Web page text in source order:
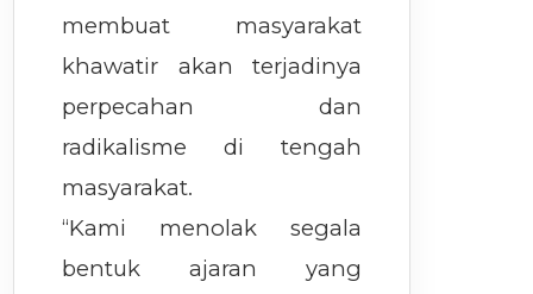
membuat masyarakat
khawatir akan terjadinya
perpecahan dan
radikalisme di tengah
masyarakat.
“Kami menolak segala
bentuk ajaran yang